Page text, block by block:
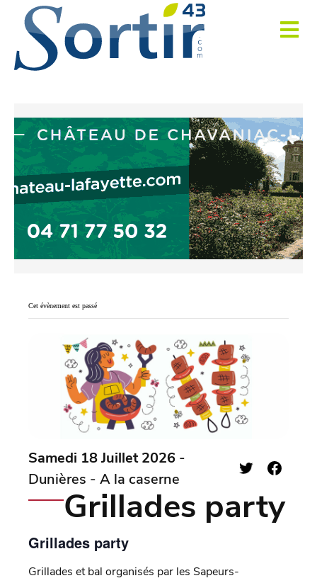
Cet évènement est passé
Samedi 18 Juillet 2026 -
Dunières - A la caserne
Grillades party
Grillades party
Grillades et bal organisés par les Sapeurs-